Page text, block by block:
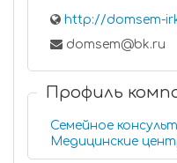
http://domsem-
domsem@bk.ru
Профиль
Семейное
Медицинские